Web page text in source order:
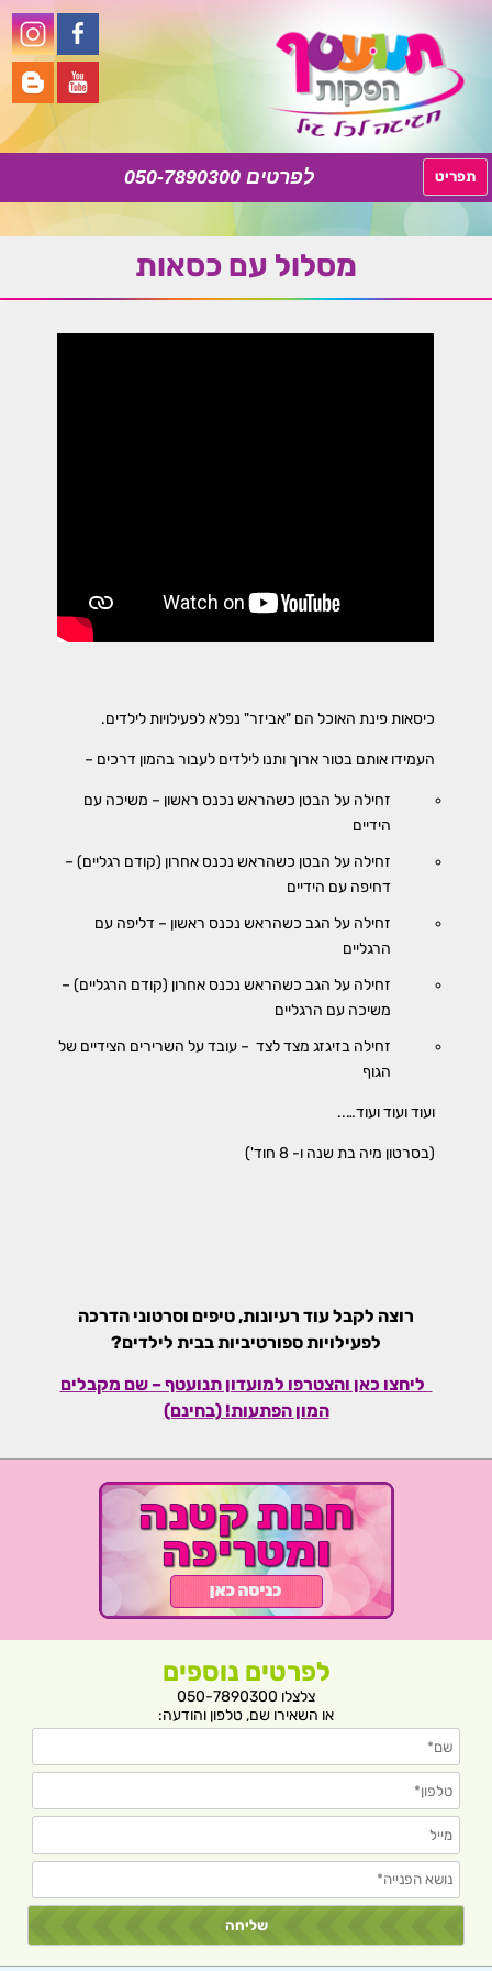
050-7890300 תפריט
לתוכן
מסלול עם כסאות
כיסאות פינת האוכל הם "אביזר" נפלא לפעילויות לילדים.
העמידו אותם בטור ארוך ותנו לילדים לעבור בהמון דרכים –
זחילה על הבטן כשהראש נכנס ראשון – משיכה עם
הידיים
זחילה על הבטן כשהראש נכנס אחרון (קודם רגליים) –
דחיפה עם הידיים
זחילה על הגב כשהראש נכנס ראשון – דליפה עם
הרגליים
זחילה על הגב כשהראש נכנס אחרון (קודם הרגליים) –
משיכה עם הרגליים
זחילה בזיגזג מצד לצד – עובד על השרירים הצידיים של
הגוף
ועוד ועוד ועוד…..
(בסרטון מיה בת שנה ו- 8 חוד')
רוצה לקבל עוד רעיונות, טיפים וסרטוני הדרכה
לפעילויות ספורטיביות בבית לילדים?
ליחצו כאן והצטרפו למועדון תנועטף – שם מקבלים
המון הפתעות! (בחינם)
לפרטים נוספים
צלצלו 050-7890300
או השאירו שם, טלפון והודעה: